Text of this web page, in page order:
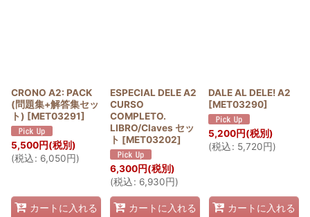
CRONO A2: PACK
(問題集+解答集セッ
ト) [MET03291]
5,500円(税別)
(税込: 6,050円)
カートに入れる
ESPECIAL DELE A2
CURSO
COMPLETO.
LIBRO/Claves セッ
ト [MET03202]
6,300円(税別)
(税込: 6,930円)
カートに入れる
DALE AL DELE! A2
[MET03290]
5,200円(税別)
(税込: 5,720円)
カートに入れる